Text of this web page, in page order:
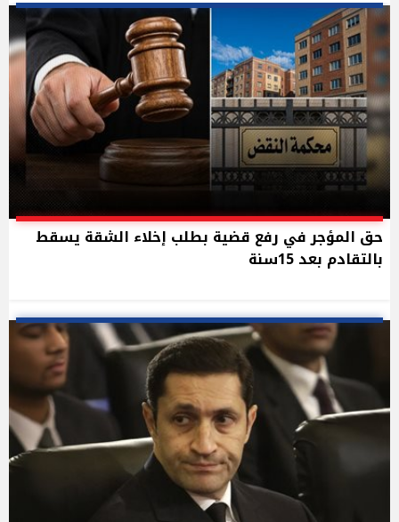
حق المؤجر في رفع قضية بطلب إخلاء الشقة يسقط
بالتقادم بعد 15سنة